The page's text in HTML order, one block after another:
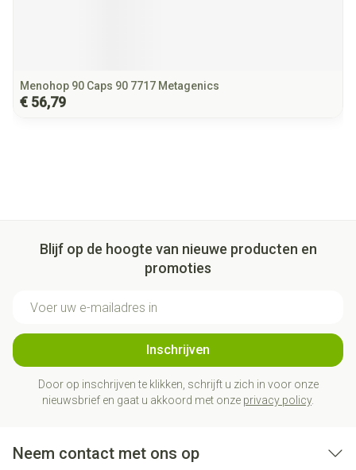
Menohop 90 Caps 90 7717 Metagenics
€ 56,79
Blijf op de hoogte van nieuwe producten en
promoties
Inschrijven
Door op inschrijven te klikken, schrijft u zich in voor onze
nieuwsbrief en gaat u akkoord met onze privacy policy.
Neem contact met ons op